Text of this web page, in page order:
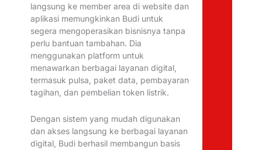
langsung ke member area di website dan
aplikasi memungkinkan Budi untuk
segera mengoperasikan bisnisnya tanpa
perlu bantuan tambahan. Dia
menggunakan platform untuk
menawarkan berbagai layanan digital,
termasuk pulsa, paket data, pembayaran
tagihan, dan pembelian token listrik.
Dengan sistem yang mudah digunakan
dan akses langsung ke berbagai layanan
digital, Budi berhasil membangun basis